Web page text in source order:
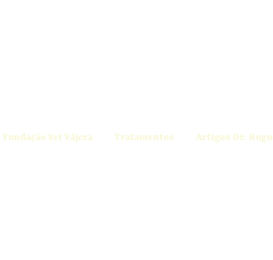
Fundação Sri Vájera Tratamentos Artigos Dr.